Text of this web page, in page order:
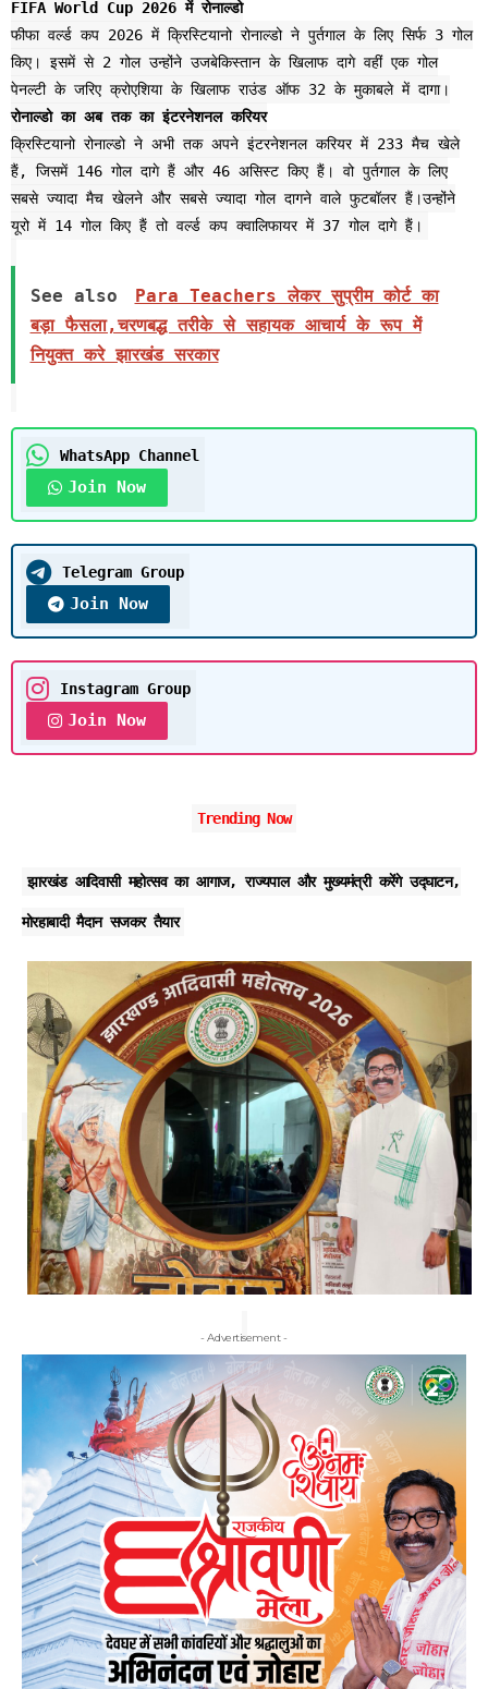
FIFA World Cup 2026 में रोनाल्डो
फीफा वर्ल्ड कप 2026 में क्रिस्टियानो रोनाल्डो ने पुर्तगाल के लिए सिर्फ 3 गोल
किए। इसमें से 2 गोल उन्होंने उजबेकिस्तान के खिलाफ दागे वहीं एक गोल
पेनल्टी के जरिए क्रोएशिया के खिलाफ राउंड ऑफ 32 के मुकाबले में दागा।
रोनाल्डो का अब तक का इंटरनेशनल करियर
क्रिस्टियानो रोनाल्डो ने अभी तक अपने इंटरनेशनल करियर में 233 मैच खेले
हैं, जिसमें 146 गोल दागे हैं और 46 असिस्ट किए हैं। वो पुर्तगाल के लिए
सबसे ज्यादा मैच खेलने और सबसे ज्यादा गोल दागने वाले फुटबॉलर हैं।उन्होंने
यूरो में 14 गोल किए हैं तो वर्ल्ड कप क्वालिफायर में 37 गोल दागे हैं।
See also
Para Teachers लेकर सुप्रीम कोर्ट का
बड़ा फैसला,चरणबद्ध तरीके से सहायक आचार्य के रूप में
नियुक्त करे झारखंड सरकार
WhatsApp Channel
Join Now
Telegram Group
Join Now
Instagram Group
Join Now
Trending Now
झारखंड आदिवासी महोत्सव का आगाज, राज्यपाल और मुख्यमंत्री करेंगे उद्घाटन,
मोरहाबादी मैदान सजकर तैयार
- Advertisement -